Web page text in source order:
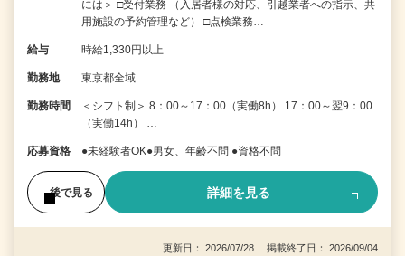
には＞ □受付業務 （入居者様の対応、引越業者への指示、共
用施設の予約管理など） □点検業務…
給与 時給1,330円以上
勤務地 東京都全域
勤務時間
＜シフト制＞ 8：00～17：00（実働8h） 17：00～翌9：00
（実働14h） …
応募資格 ●未経験者OK●男女、年齢不問 ●資格不問
後で見る 詳細を見る
更新日： 2026/07/28 掲載終了日： 2026/09/04